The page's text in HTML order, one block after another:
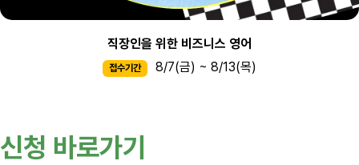
직장인을 위한 비즈니스 영어
접수기간 8/7(금) ~ 8/13(목)
신청 바로가기